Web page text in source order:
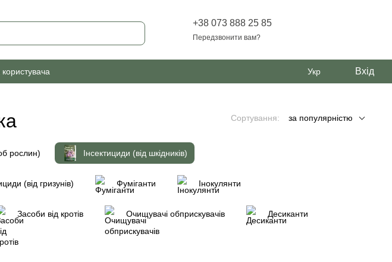
+38 073 888 25 85
Передзвонити вам?
Укр Вхід
Сортування: за популярністю
рослин) Інсектициди (від шкідників)
(від гризунів) Фуміганти Інокулянти
Засоби від кротів Очищувачі обприскувачів Десиканти